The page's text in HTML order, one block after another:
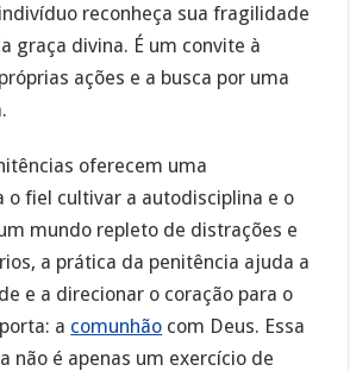
reconheça sua fragilidade
graça divina. É um convite à
ações e a busca por uma
oferecem uma
o fiel cultivar a autodisciplina e o
mundo repleto de distrações e
a prática da penitência ajuda a
e a direcionar o coração para o
a comunhão com Deus. Essa
não é apenas um exercício de